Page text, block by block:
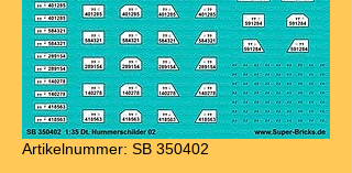
Artikelnummer: SB 350402